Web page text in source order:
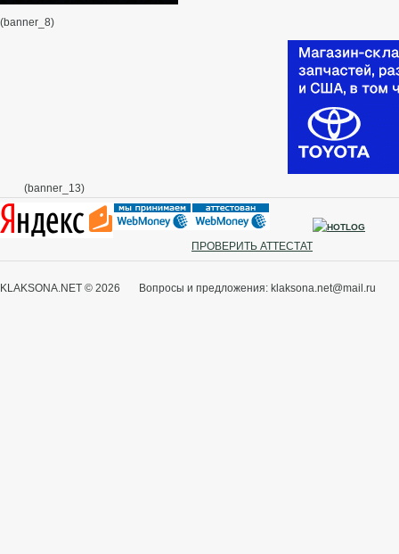
(banner_8)
(banner_13)
ПРОВЕРИТЬ АТТЕСТАТ
KLAKSONA.NET © 2026 Вопросы и предложения: klaksona.net@mail.ru